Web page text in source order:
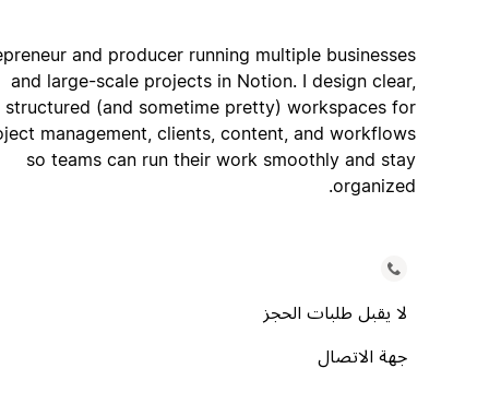
Entrepreneur and producer running multiple businesses
and large-scale projects in Notion. I design clear,
structured (and sometime pretty) workspaces for
project management, clients, content, and workflows
so teams can run their work smoothly and stay
organized.
لا يقبل طلبات الحجز
جهة الاتصال